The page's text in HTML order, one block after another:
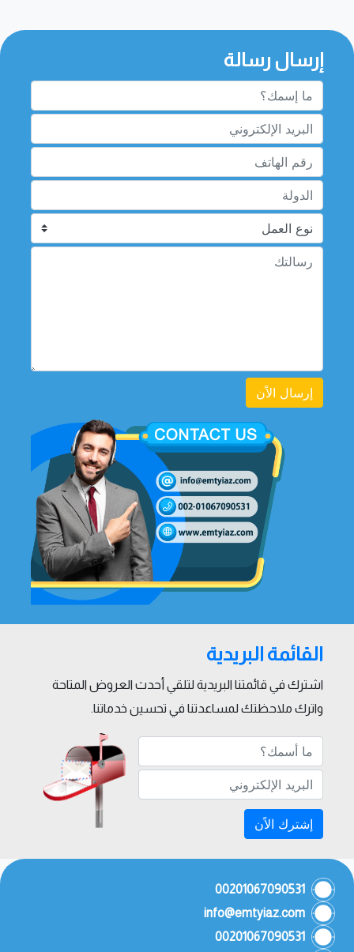
إرسال رسالة
إرسال الاًن
القائمة البريدية
اشترك في قائمتنا البريدية لتلقي أحدث العروض المتاحة
واترك ملاحظتك لمساعدتنا في تحسين خدماتنا.
إشترك الاًن
00201067090531
info@emtyiaz.com
00201067090531